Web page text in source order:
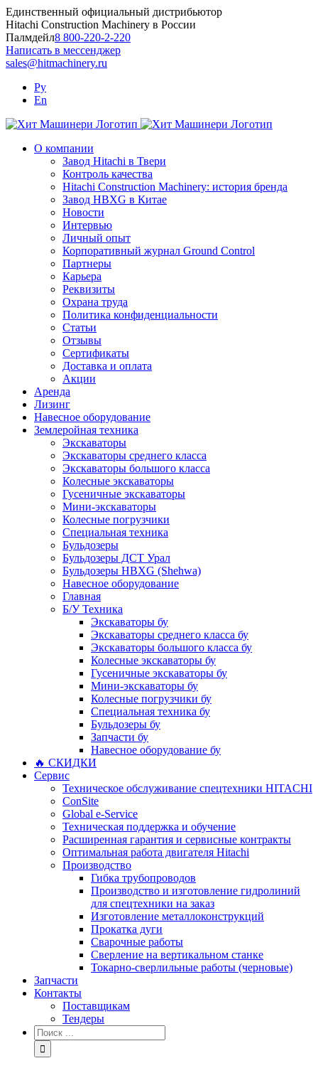
Skip
to
content
Единственный официальный дистрибьютор
Hitachi Construction Machinery в России
Палмдейл8 800-220-2-220
Написать в мессенджер
sales@hitmachinery.ru
Ру
En
О компании
Завод Hitachi в Твери
Контроль качества
Hitachi Construction Machinery: история бренда
Завод HBXG в Китае
Новости
Интервью
Личный опыт
Корпоративный журнал Ground Control
Партнеры
Карьера
Реквизиты
Охрана труда
Политика конфиденциальности
Статьи
Отзывы
Сертификаты
Доставка и оплата
Акции
Аренда
Лизинг
Навесное оборудование
Землеройная техника
Экскаваторы
Экскаваторы среднего класса
Экскаваторы большого класса
Колесные экскаваторы
Гусеничные экскаваторы
Мини-экскаваторы
Колесные погрузчики
Специальная техника
Бульдозеры
Бульдозеры ДСТ Урал
Бульдозеры HBXG (Shehwa)
Навесное оборудование
Главная
Б/У Техника
Экскаваторы бу
Экскаваторы среднего класса бу
Экскаваторы большого класса бу
Колесные экскаваторы бу
Гусеничные экскаваторы бу
Мини-экскаваторы бу
Колесные погрузчики бу
Специальная техника бу
Бульдозеры бу
Запчасти бу
Навесное оборудование бу
🔥 СКИДКИ
Сервис
Техническое обслуживание спецтехники HITACHI
ConSite
Global e-Service
Техническая поддержка и обучение
Расширенная гарантия и сервисные контракты
Оптимальная работа двигателя Hitachi
Производство
Гибка трубопроводов
Производство и изготовление гидролиний
для спецтехники на заказ
Изготовление металлоконструкций
Прокатка дуги
Сварочные работы
Сверление на вертикальном станке
Токарно-сверлильные работы (черновые)
Запчасти
Контакты
Поставщикам
Тендеры
Результат
поиска: